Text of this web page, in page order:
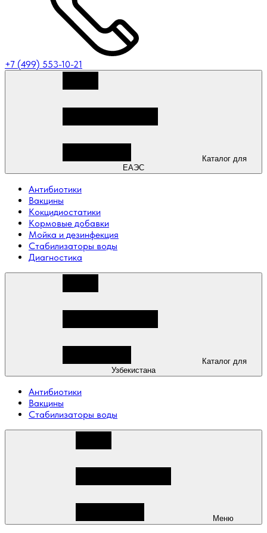
+7 (499) 553-10-21
ЕАЭС
Антибиотики
Вакцины
Кокцидиостатики
Кормовые добавки
Мойка и дезинфекция
Стабилизаторы воды
Диагностика
Узбекистана
Антибиотики
Вакцины
Стабилизаторы воды
Меню